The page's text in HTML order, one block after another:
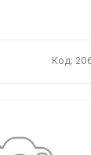
Код: